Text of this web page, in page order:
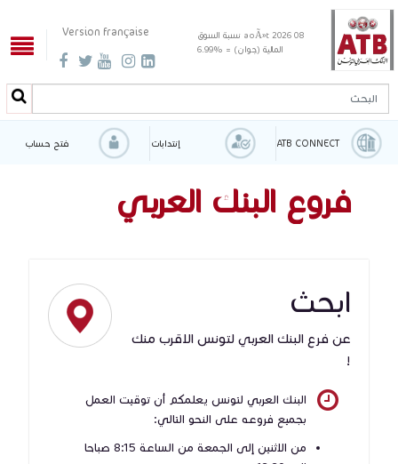
Version française 08 aoÃ»t 2026
نسبة السوق
المالية (جوان) = %6.99
ATB CONNECT إنتدابات فتح حساب
فروع البنك العربي
ابحث
عن فرع البنك العربي لتونس الاقرب منك
!
البنك العربي لتونس يعلمكم أن توقيت العمل
بجميع فروعه على النحو التالي:
من الاثنين إلى الجمعة من الساعة 8:15 صباحا